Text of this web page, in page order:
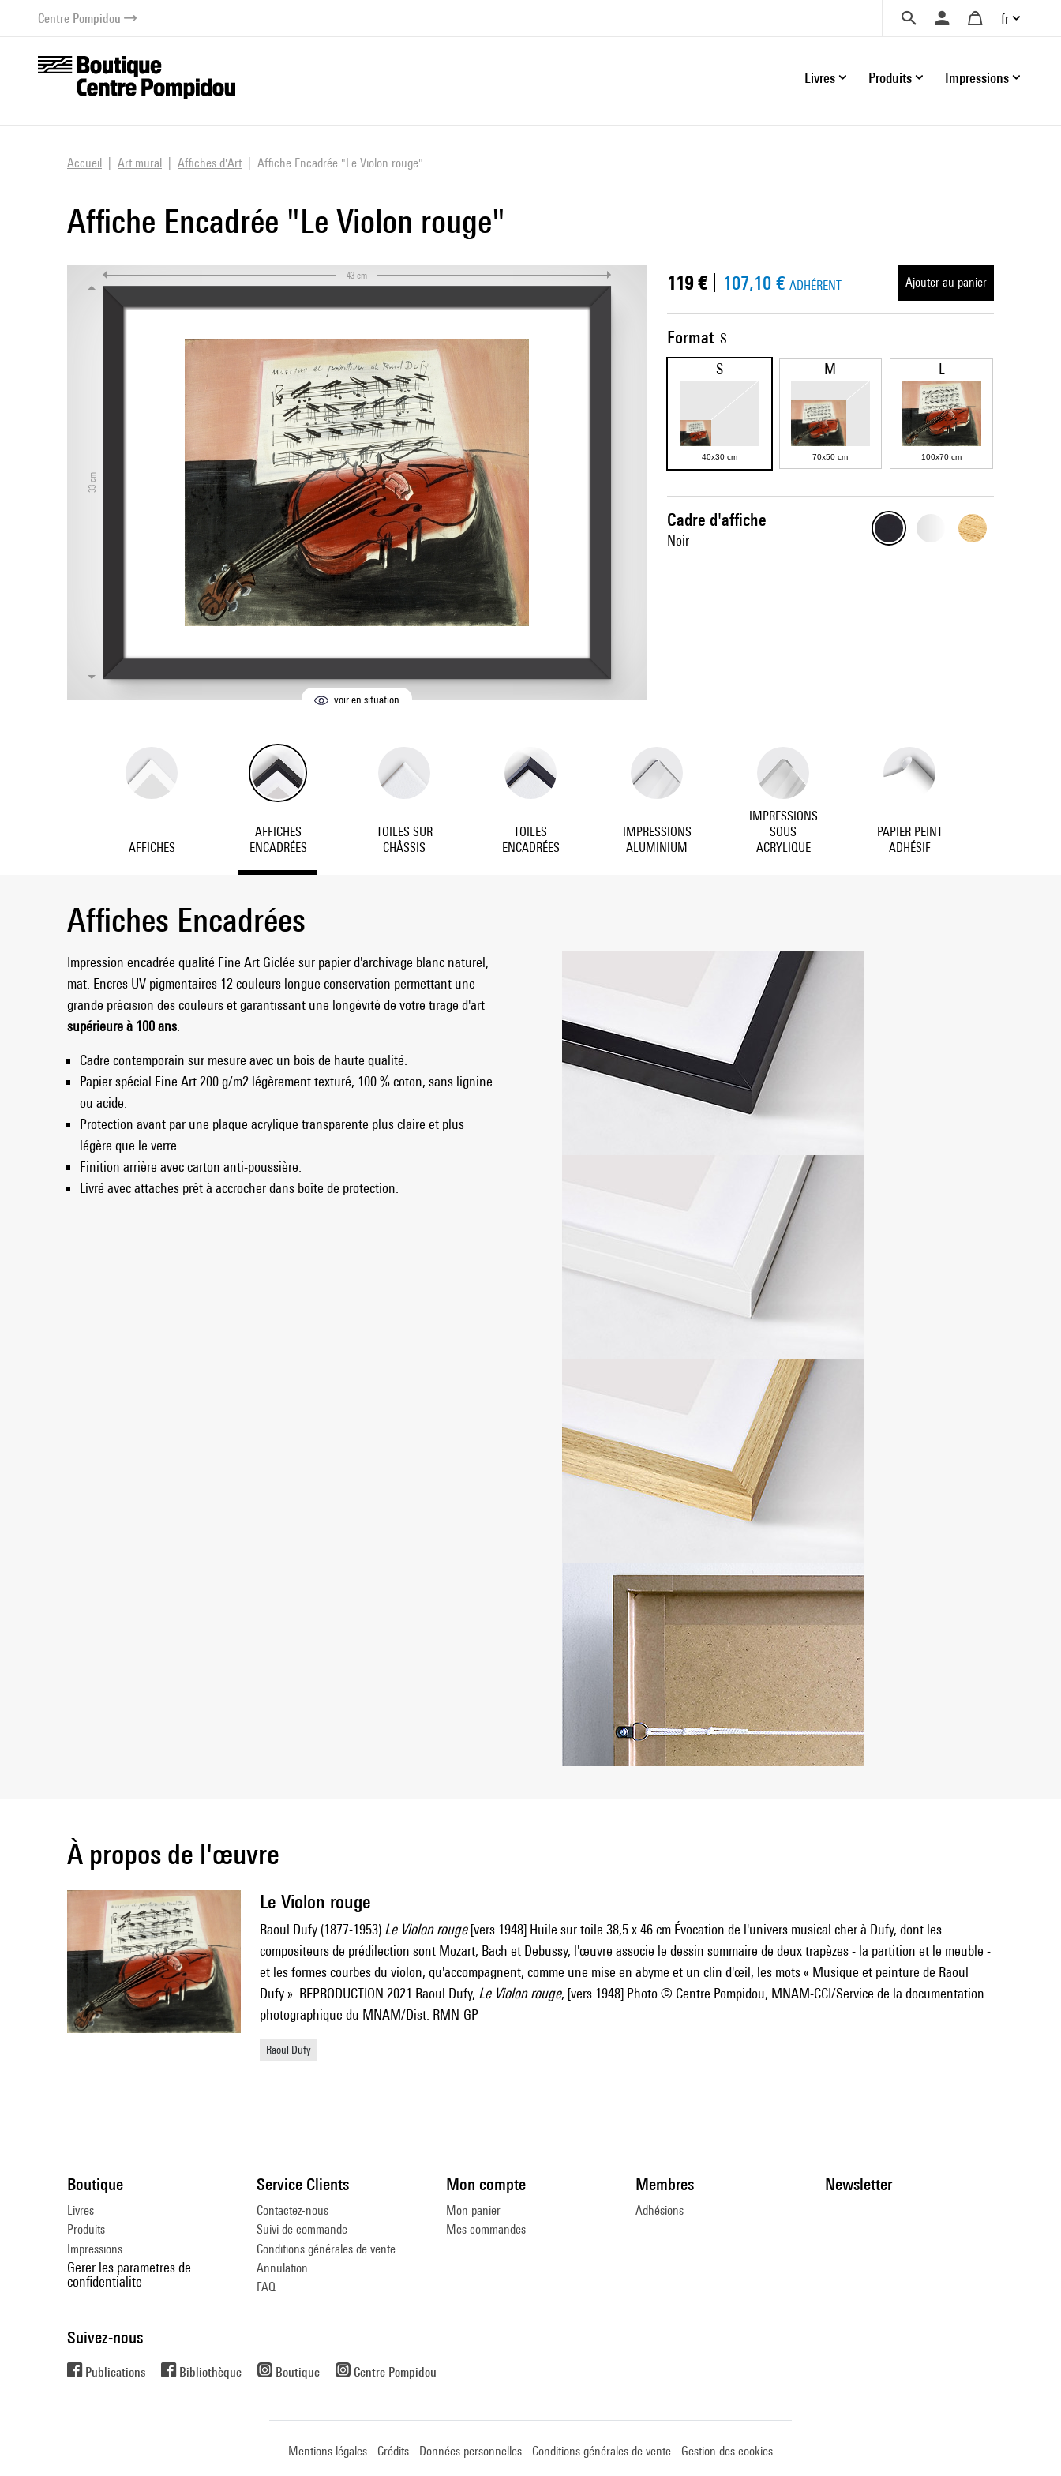
contenuCentre Pompidou fr
Livres Produits Impressions
Accueil Art mural Affiches d'Art Affiche Encadrée "Le Violon rouge"
Affiche Encadrée "Le Violon rouge"
43 cm
33 cm
voir en situation
Cadre d'affiche
Noir
Format S
S
40x30 cm
M
70x50 cm
L
100x70 cm
119 € 107,10 € ADHÉRENT Ajouter au panier
AFFICHES
AFFICHES
ENCADRÉES
TOILES SUR
CHÂSSIS
TOILES
ENCADRÉES
IMPRESSIONS
ALUMINIUM
IMPRESSIONS
SOUS
ACRYLIQUE
PAPIER PEINT
ADHÉSIF
Affiches Encadrées
Impression encadrée qualité Fine Art Giclée sur papier d'archivage blanc naturel,
mat. Encres UV pigmentaires 12 couleurs longue conservation permettant une
grande précision des couleurs et garantissant une longévité de votre tirage d'art
supérieure à 100 ans
Cadre contemporain sur mesure avec un bois de haute qualité.
Papier spécial Fine Art 200 g/m2 légèrement texturé, 100 % coton, sans lignine
ou acide.
Protection avant par une plaque acrylique transparente plus claire et plus
légère que le verre.
Finition arrière avec carton anti-poussière.
Livré avec attaches prêt à accrocher dans boîte de protection.
À propos de l'œuvre
Le Violon rouge
Raoul Dufy (1877-1953) Le Violon rouge[vers 1948] Huile sur toile 38,5 x 46 cm Évocation de l'univers musical cher à Dufy, dont les
compositeurs de prédilection sont Mozart, Bach et Debussy, l'œuvre associe le dessin sommaire de deux trapèzes - la partition et le meuble -
et les formes courbes du violon, qu'accompagnent, comme une mise en abyme et un clin d'œil, les mots « Musique et peinture de Raoul
Dufy ». REPRODUCTION 2021 Raoul Dufy, Le Violon rouge, [vers 1948] Photo © Centre Pompidou, MNAM-CCI/Service de la documentation
photographique du MNAM/Dist. RMN-GP
Raoul Dufy
Boutique
Livres
Produits
Impressions
Gerer les parametres de
confidentialite
Newsletter
Service Clients
Contactez-nous
Suivi de commande
Conditions générales de vente
Annulation
FAQ
Mon compte
Mon panier
Mes commandes
Membres
Adhésions
Suivez-nous
Publications Bibliothèque Boutique Centre Pompidou
Mentions légales Crédits Données personnelles Conditions générales de vente Gestion des cookies